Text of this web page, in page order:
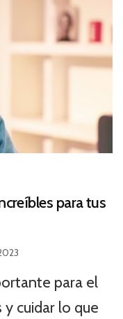
para tus
para el
cuidar lo que